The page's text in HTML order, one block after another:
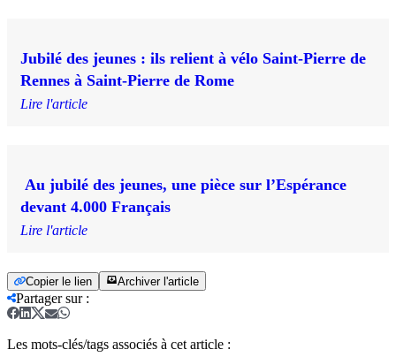
Jubilé des jeunes : ils relient à vélo Saint-Pierre de
Rennes à Saint-Pierre de Rome
Lire l'article
Au jubilé des jeunes, une pièce sur l’Espérance
devant 4.000 Français
Lire l'article
Copier le lien Archiver l'article
Partager sur:
Les mots-clés/tags associés à cet article :